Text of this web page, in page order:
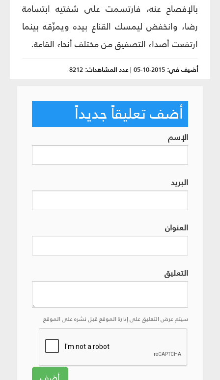
بالإفصاح عنه، فارتسمت على شفتيه ابتسامة
رضا، وانخفض ليمسك القناع بيده ويمزّقه بينما
ارتفعت أصداء التصفيق من مختلف أنحاء القاعة.
أضيف في: 2015-10-05
|عدد المشاهدات: 8212
أضف تعليقاً جديداً
الإسم
البريد
العنوان
التعليق
سيتم عرض التعليق على إدارة الموقع قبل نشره على الموقع